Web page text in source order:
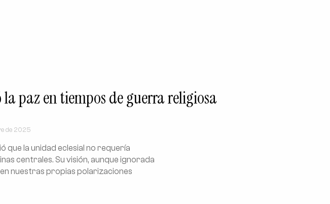
paz en tiempos de guerra religiosa
de 2025
que la unidad eclesial no requería
centrales. Su visión, aunque ignorada
nuestras propias polarizaciones